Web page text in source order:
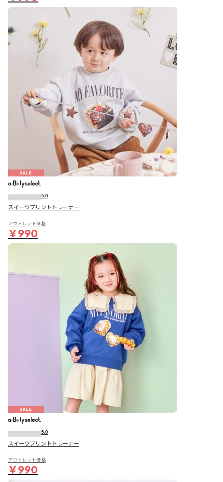
SALE
5.0
スイーツプリントトレーナー
アウトレット価格
￥990
SALE
5.0
スイーツプリントトレーナー
アウトレット価格
￥990